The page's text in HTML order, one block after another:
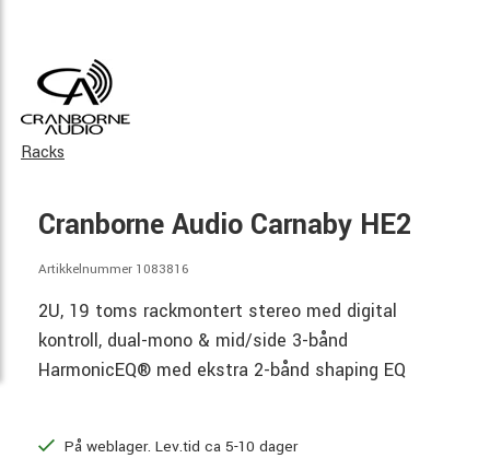
Racks
Cranborne Audio Carnaby HE2
Artikkelnummer 1083816
2U, 19 toms rackmontert stereo med digital
kontroll, dual-mono & mid/side 3-bånd
HarmonicEQ® med ekstra 2-bånd shaping EQ
På weblager. Lev.tid ca 5-10 dager